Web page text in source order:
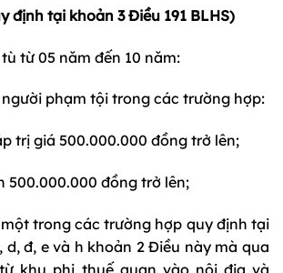
định tại khoản 3 Điều 191 BLHS)
từ 05 năm đến 10 năm:
phạm tội trong các trường hợp:
trị giá 500.000.000 đồng trở lên;
500.000.000 đồng trở lên;
trong các trường hợp quy định tại
d, đ, e và h khoản 2 Điều này mà qua
khu phi thuế quan vào nội địa và